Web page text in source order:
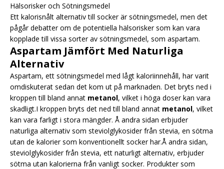
Hälsorisker och Sötningsmedel
Ett kalorisnålt alternativ till socker är sötningsmedel, men det
pågår debatter om de potentiella hälsorisker som kan vara
kopplade till vissa sorter av sötningsmedel, som aspartam.
Aspartam Jämfört Med Naturliga
Alternativ
Aspartam, ett sötningsmedel med lågt kaloriinnehåll, har varit
omdiskuterat sedan det kom ut på marknaden. Det bryts ned i
kroppen till bland annat metanol, vilket i höga doser kan vara
skadligt.I kroppen bryts det ned till bland annat metanol, vilket
kan vara farligt i stora mängder. Å andra sidan erbjuder
naturliga alternativ som steviolglykosider från stevia, en sötma
utan de kalorier som konventionellt socker har.Å andra sidan,
steviolglykosider från stevia, ett naturligt alternativ, erbjuder
sötma utan kalorierna från vanligt socker. Produkter som